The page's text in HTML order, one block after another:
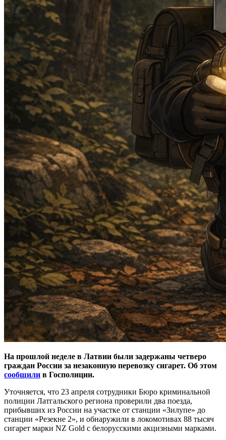
На прошлой неделе в Латвии были задержаны четверо
граждан России за незаконную перевозку сигарет. Об этом
сообщили в Госполиции.
Уточняется, что 23 апреля сотрудники Бюро криминальной
полиции Латгальского региона проверили два поезда,
прибывших из России на участке от станции «Зилупе» до
станции «Резекне 2», и обнаружили в локомотивах 88 тысяч
сигарет марки NZ Gold с белорусскими акцизными марками.